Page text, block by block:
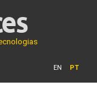
EN PT